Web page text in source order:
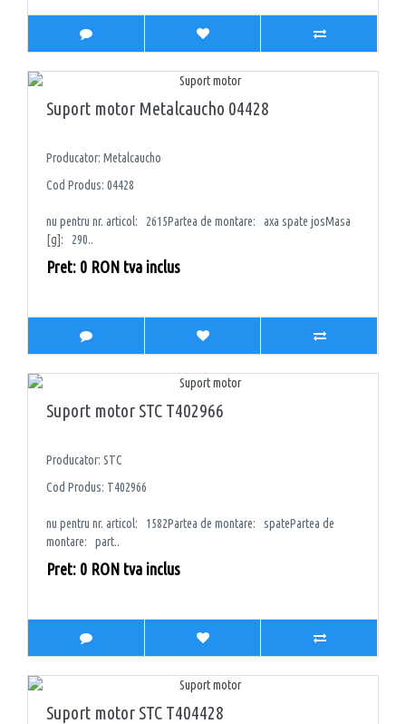
Suport motor Metalcaucho 04428
Producator: Metalcaucho
Cod Produs: 04428
nu pentru nr. articol: 2615Partea de montare: axa spate josMasa
[g]: 290..
Pret: 0 RON tva inclus
Suport motor STC T402966
Producator: STC
Cod Produs: T402966
nu pentru nr. articol: 1582Partea de montare: spatePartea de
montare: part..
Pret: 0 RON tva inclus
Suport motor STC T404428